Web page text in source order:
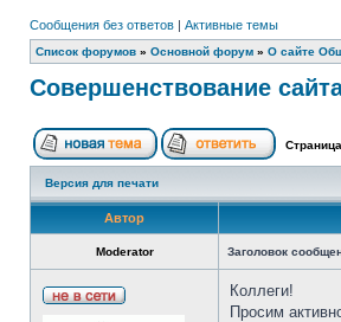
Сообщения без ответов | Активные темы
Список форумов » Основной форум » О сайте
Совершенствование
Страница
Версия для печати
Автор
Moderator Заголовок
Коллеги!
Просим